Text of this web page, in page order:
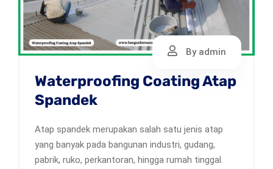
By admin
Waterproofing Coating Atap
Spandek
Atap spandek merupakan salah satu jenis atap
yang banyak pada bangunan industri, gudang,
pabrik, ruko, perkantoran, hingga rumah tinggal.